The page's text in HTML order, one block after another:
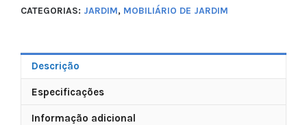
CATEGORIAS: JARDIM, MOBILIÁRIO DE JARDIM
Descrição
Especificações
Informação adicional